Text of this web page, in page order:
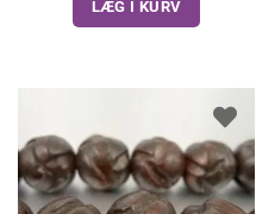
LÆG I KURV